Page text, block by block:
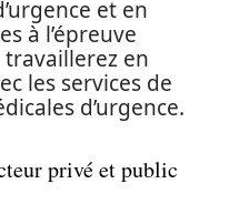
et en
à l’épreuve
en
les services de
d’urgence.
privé et public